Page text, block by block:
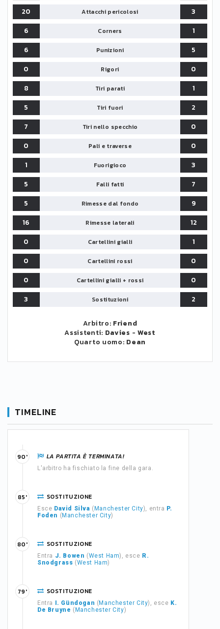
20
Attacchi pericolosi
3
6
Corners
1
6
Punizioni
5
0
Rigori
0
8
Tiri parati
1
5
Tiri fuori
2
7
Tiri nello specchio
0
0
Pali e traverse
0
1
Fuorigioco
3
5
Falli fatti
7
5
Rimesse dal fondo
9
16
Rimesse laterali
12
0
Cartellini gialli
1
0
Cartellini rossi
0
0
Cartellini gialli + rossi
0
3
Sostituzioni 2
Arbitro: Friend
Assistenti: Davies - West
Quarto uomo: Dean
TIMELINE
LA PARTITA È TERMINATA!
L'arbitro ha fischiato la fine della gara.
90'
SOSTITUZIONE
Esce David Silva ( Manchester City), entra P.
Foden ( Manchester City)
85'
SOSTITUZIONE
Entra J. Bowen (West Ham), esce R.
Snodgrass (West Ham)
80'
SOSTITUZIONE
Entra I. Gündogan ( Manchester City), esce K.
De Bruyne ( Manchester City)
79'